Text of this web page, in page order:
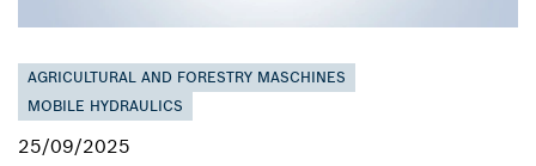
AGRICULTURAL AND FORESTRY MASCHINES
MOBILE HYDRAULICS
25/09/2025